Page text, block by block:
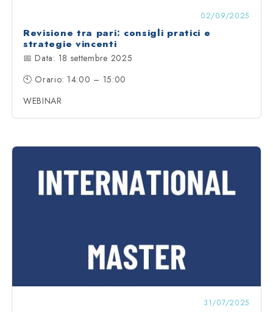
02/09/2025
Revisione tra pari: consigli pratici e
strategie vincenti
📅 Data: 18 settembre 2025
🕙 Orario: 14:00 – 15:00
WEBINAR
31/07/2025